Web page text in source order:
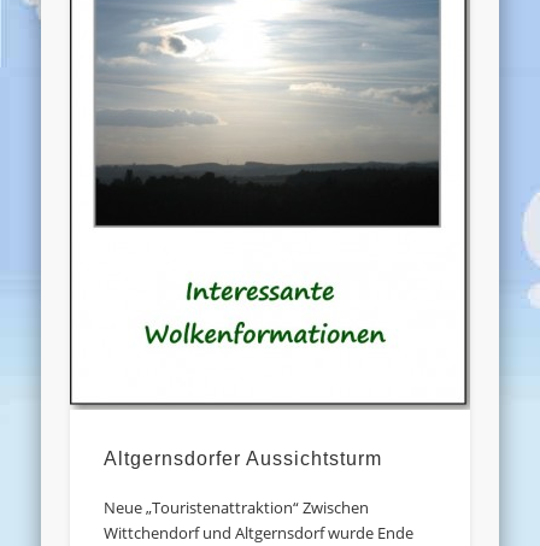
Altgernsdorfer Aussichtsturm
Neue „Touristenattraktion“ Zwischen
Wittchendorf und Altgernsdorf wurde Ende